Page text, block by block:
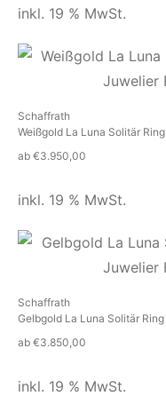
inkl. 19 % MwSt.
Schaffrath
Weißgold La Luna Solitär Ring
ab €3.950,00
inkl. 19 % MwSt.
Schaffrath
Gelbgold La Luna Solitär Ring
ab €3.850,00
inkl. 19 % MwSt.